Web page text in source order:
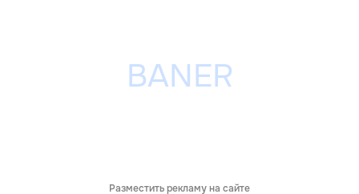
Разместить рекламу на сайте